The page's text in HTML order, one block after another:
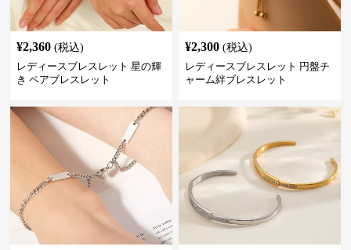
¥2,360 (税込)
レディースブレスレット 星の輝
き ペアブレスレット
¥2,300 (税込)
レディースブレスレット 円盤チ
ャーム絆ブレスレット